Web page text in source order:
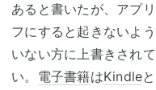
あると書いたが、アプ
フにすると起きないよ
いない方に上書きされ
い。 電子書籍はKindle